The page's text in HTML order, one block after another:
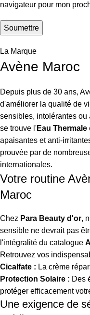
navigateur pour mon
La Marque
Avène Maroc
Depuis plus de 30 ans,
d'améliorer la qualité de
sensibles, intolérantes
se trouve l'Eau
apaisantes et anti-
prouvée par de
internationales.
Votre routine
Maroc
Chez Para Beauty d'or,
sensible ne devrait pas
l'intégralité du catalogue
Retrouvez vos
Cicalfate : La crème
Protection Solaire : Des
protéger efficacement
Une exigence de